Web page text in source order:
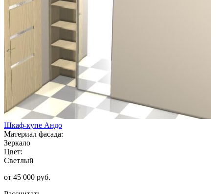
Шкаф-купе Андо
Материал фасада:
Зеркало
Цвет:
Светлый
от 45 000 руб.